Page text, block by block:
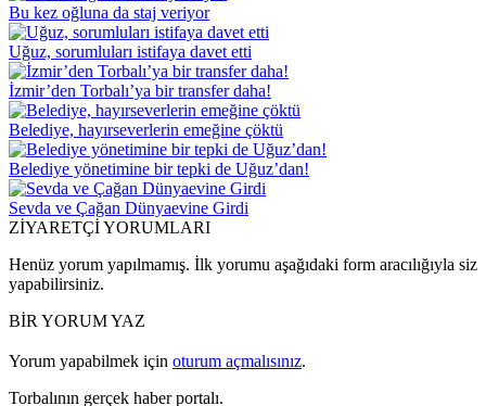
Bu kez oğluna da staj veriyor
Uğuz, sorumluları istifaya davet etti
İzmir’den Torbalı’ya bir transfer daha!
Belediye, hayırseverlerin emeğine çöktü
Belediye yönetimine bir tepki de Uğuz’dan!
Sevda ve Çağan Dünyaevine Girdi
ZİYARETÇİ YORUMLARI
Henüz yorum yapılmamış. İlk yorumu aşağıdaki form aracılığıyla siz
yapabilirsiniz.
BİR YORUM YAZ
Yorum yapabilmek için oturum açmalısınız.
Torbalının gerçek haber portalı.